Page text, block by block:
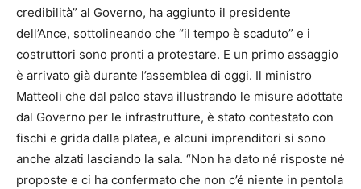
credibilità” al Governo, ha aggiunto il presidente
dell’Ance, sottolineando che “il tempo è scaduto” e i
costruttori sono pronti a protestare. E un primo assaggio
è arrivato già durante l’assemblea di oggi. Il ministro
Matteoli che dal palco stava illustrando le misure adottate
dal Governo per le infrastrutture, è stato contestato con
fischi e grida dalla platea, e alcuni imprenditori si sono
anche alzati lasciando la sala. “Non ha dato né risposte né
proposte e ci ha confermato che non c’é niente in pentola